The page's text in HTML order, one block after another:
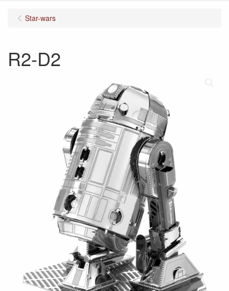
Star-wars
R2-D2